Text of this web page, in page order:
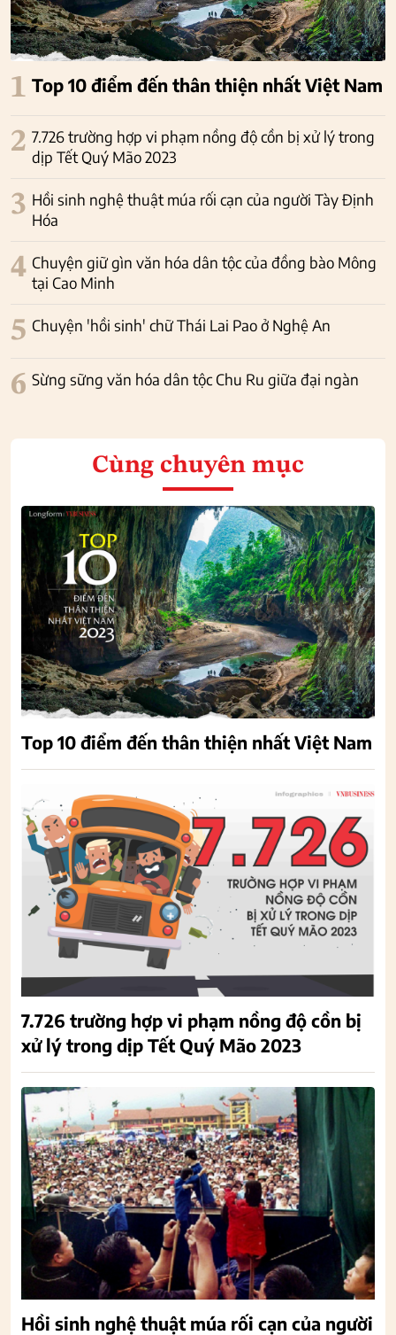
1 Top 10 điểm đến thân thiện nhất Việt Nam
2 7.726 trường hợp vi phạm nồng độ cồn bị xử lý trong
dịp Tết Quý Mão 2023
3 Hồi sinh nghệ thuật múa rối cạn của người Tày Định
Hóa
4 Chuyện giữ gìn văn hóa dân tộc của đồng bào Mông
tại Cao Minh
5 Chuyện 'hồi sinh' chữ Thái Lai Pao ở Nghệ An
6 Sừng sững văn hóa dân tộc Chu Ru giữa đại ngàn
Cùng chuyên mục
Top 10 điểm đến thân thiện nhất Việt Nam
7.726 trường hợp vi phạm nồng độ cồn bị
xử lý trong dịp Tết Quý Mão 2023
Hồi sinh nghệ thuật múa rối cạn của người